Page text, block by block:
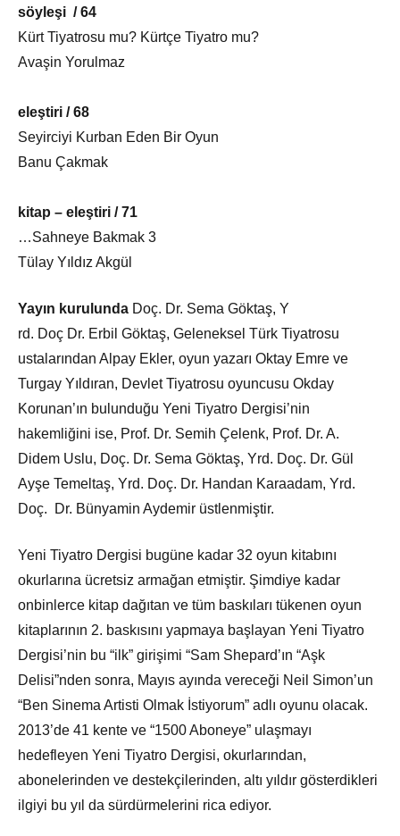
söyleşi / 64
Kürt Tiyatrosu mu? Kürtçe Tiyatro mu?
Avaşin Yorulmaz
eleştiri / 68
Seyirciyi Kurban Eden Bir Oyun
Banu Çakmak
kitap – eleştiri / 71
…Sahneye Bakmak 3
Tülay Yıldız Akgül
Yayın kurulunda Doç. Dr. Sema Göktaş, Y
rd. Doç Dr. Erbil Göktaş, Geleneksel Türk Tiyatrosu
ustalarından Alpay Ekler, oyun yazarı Oktay Emre ve
Turgay Yıldıran, Devlet Tiyatrosu oyuncusu Okday
Korunan’ın bulunduğu Yeni Tiyatro Dergisi’nin
hakemliğini ise, Prof. Dr. Semih Çelenk, Prof. Dr. A.
Didem Uslu, Doç. Dr. Sema Göktaş, Yrd. Doç. Dr. Gül
Ayşe Temeltaş, Yrd. Doç. Dr. Handan Karaadam, Yrd.
Doç. Dr. Bünyamin Aydemir üstlenmiştir.
Yeni Tiyatro Dergisi bugüne kadar 32 oyun kitabını
okurlarına ücretsiz armağan etmiştir. Şimdiye kadar
onbinlerce kitap dağıtan ve tüm baskıları tükenen oyun
kitaplarının 2. baskısını yapmaya başlayan Yeni Tiyatro
Dergisi’nin bu “ilk” girişimi “Sam Shepard’ın “Aşk
Delisi”nden sonra, Mayıs ayında vereceği Neil Simon’un
“Ben Sinema Artisti Olmak İstiyorum” adlı oyunu olacak.
2013’de 41 kente ve “1500 Aboneye” ulaşmayı
hedefleyen Yeni Tiyatro Dergisi, okurlarından,
abonelerinden ve destekçilerinden, altı yıldır gösterdikleri
ilgiyi bu yıl da sürdürmelerini rica ediyor.